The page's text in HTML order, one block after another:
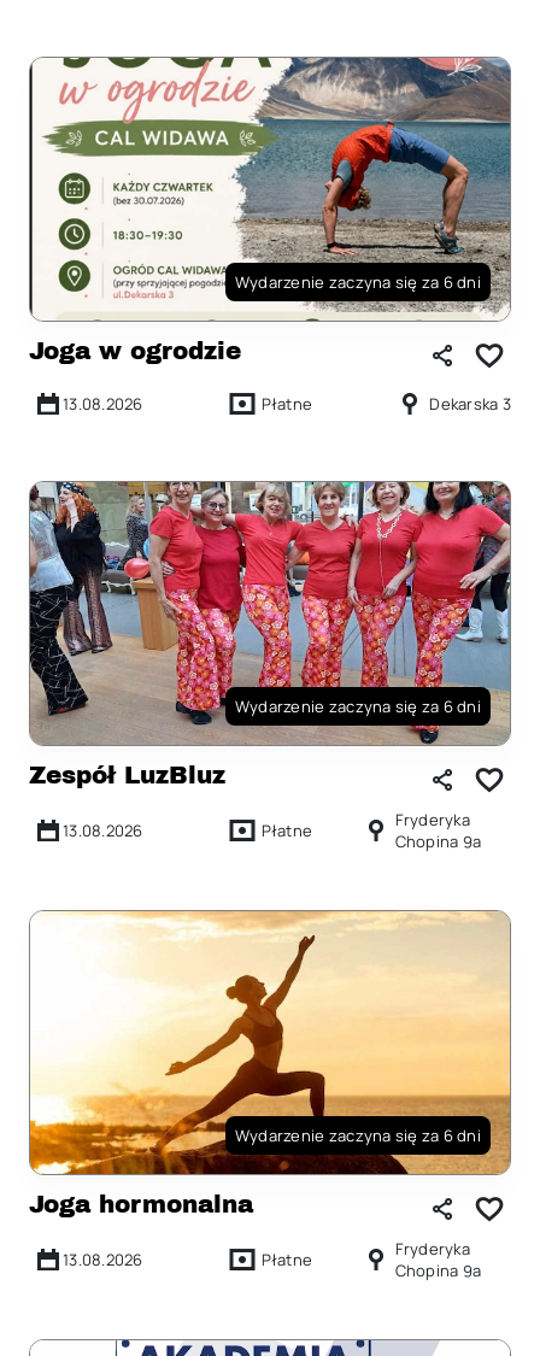
Wydarzenie zaczyna się za 6 dni
Joga w ogrodzie
13.08.2026 Płatne Dekarska 3
Wydarzenie zaczyna się za 6 dni
Zespół LuzBluz
13.08.2026 Płatne
Fryderyka
Chopina 9a
Wydarzenie zaczyna się za 6 dni
Joga hormonalna
13.08.2026 Płatne
Fryderyka
Chopina 9a